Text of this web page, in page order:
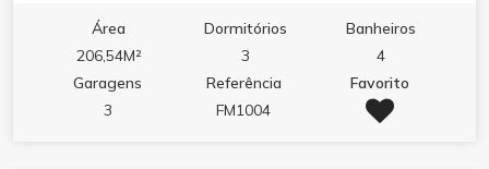
Área
206,54M²
Dormitórios
3
Banheiros
4
Garagens
3
Referência
FM1004
Favorito